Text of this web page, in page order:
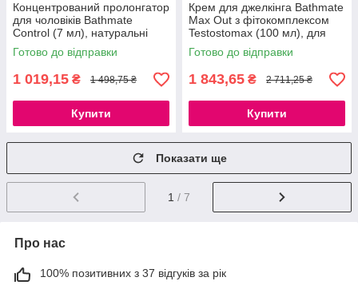
Концентрований пролонгатор
для чоловіків Bathmate
Control (7 мл), натуральні
інгредієнти 777Store.com.ua
Готово до відправки
1 019,15 ₴ 1 498,75 ₴
Купити
Крем для джелкінга Bathmate
Max Out з фітокомплексом
Testostomax (100 мл), для
збільшення пеніса
777Store.com.ua
Готово до відправки
1 843,65 ₴ 2 711,25 ₴
Купити
Показати ще
1 / 7
Про нас
100% позитивних з 37 відгуків за рік